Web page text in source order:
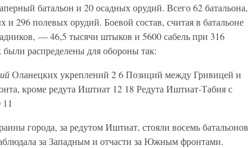
батальон и 20 осадных орудий. Всего 62 батальона,
и 296 полевых орудий. Боевой состав, считая в батальоне
— 46,5 тысячи штыков и 5600 сабель при 316
распределены для обороны так:
Оланецких укреплений 2 6 Позиций между Гривицей и
кроме редута Иштиат 12 18 Редута Иштиат-Табия с
города, за редутом Иштиат, стояли восемь батальонов
за Западным и отчасти за Южным фронтами.